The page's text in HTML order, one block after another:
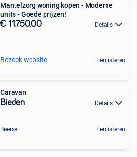
Mantelzorg woning kopen - Moderne
units - Goede prijzen!
€ 11.750,00 Details
Bezoek website Eergisteren
Caravan
Bieden Details
Beerse Eergisteren